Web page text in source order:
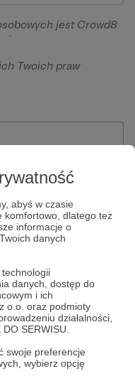
abyś w czasie
komfortowo, dlatego też
informacje o
danych
danych, dostęp do
i ich
o.o. oraz podmioty
działalności,
SERWISU.
swoje preferencje
wybierz opcję
jest Crowd8
Żwirki i Wigury 16, 02-
będą przetwarzane w
zawartej z Tobą, w
oraz
oraz
Twoich praw
o ochronie
Twoich danych
możliwa
"Zgodna na
formularz
Patronite.pl.
serwisu oraz